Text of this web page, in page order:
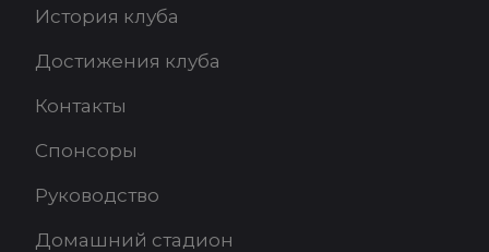
История клуба
Достижения клуба
Контакты
Спонсоры
Руководство
Домашний стадион